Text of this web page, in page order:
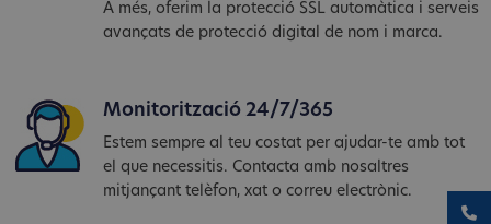
A més, oferim la protecció SSL automàtica i serveis
avançats de protecció digital de nom i marca.
Monitorització 24/7/365
Estem sempre al teu costat per ajudar-te amb tot
el que necessitis. Contacta amb nosaltres
mitjançant telèfon, xat o correu electrònic.